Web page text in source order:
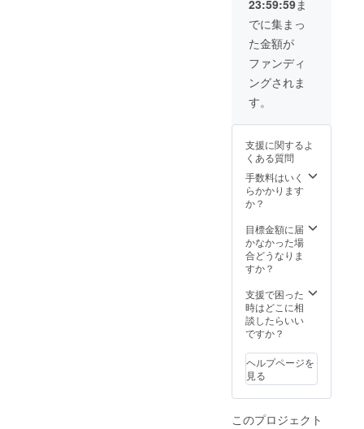
うな充
実した1
泊2日で
す。 ※
宿泊費
（グ
リーン
ん）込
通費別
途。 ※
団体は
10名様
相談。
※お電話
かメー
整させ
ていた
だきま
す。
なるた
めに、
舞台を
一緒に
応援し
ましょ
う！
公演期
舞台を
貸切公
演でき
ます。
屋橋・
朝日生
命ホー
席 ※東
京会場
（新馬
場・六
ホー
ル）席
数：250
席 ※お
メール
23:59:59ま
でに集まっ
た金額が
ファンディ
ングされま
す。
支援に関するよ
くある質問
手数料はいく
らかかります
か？
目標金額に届
かなかった場
合どうなりま
すか？
支援で困った
時はどこに相
談したらいい
ですか？
ヘルプページを
見る
このプロジェクト